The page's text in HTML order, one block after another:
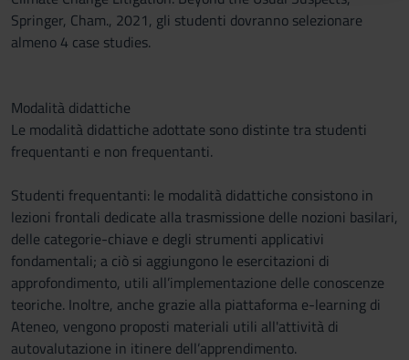
raccolto dal tuo utilizzo dei loro servizi.
Springer, Cham., 2021, gli studenti dovranno selezionare
almeno 4 case studies.
Modalità didattiche
Le modalità didattiche adottate sono distinte tra studenti
frequentanti e non frequentanti.
Studenti frequentanti: le modalità didattiche consistono in
lezioni frontali dedicate alla trasmissione delle nozioni basilari,
delle categorie-chiave e degli strumenti applicativi
fondamentali; a ciò si aggiungono le esercitazioni di
approfondimento, utili all’implementazione delle conoscenze
teoriche. Inoltre, anche grazie alla piattaforma e-learning di
Ateneo, vengono proposti materiali utili all'attività di
autovalutazione in itinere dell’apprendimento.